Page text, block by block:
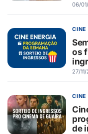
06/
CINE
os
27/
CINE
de